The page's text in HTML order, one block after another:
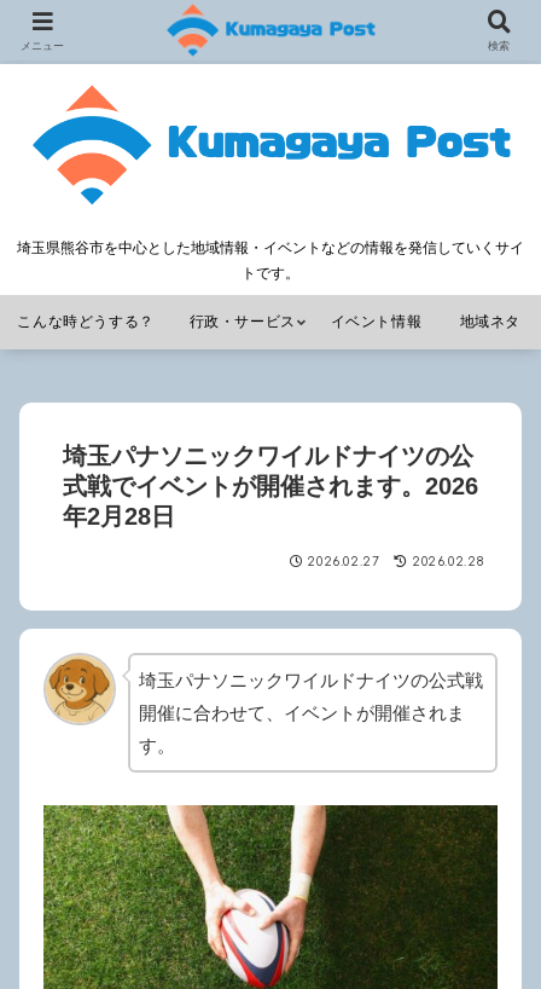
埼玉県熊谷市を中心とした地域情報・イベントなどの情報を発信していくサイ
トです。
こんな時どうする？ 行政・サービス イベント情報 地域ネタ
埼玉パナソニックワイルドナイツの公
式戦でイベントが開催されます。2026
年2月28日
2026.02.27 2026.02.28
埼玉パナソニックワイルドナイツの公式戦
開催に合わせて、イベントが開催されま
す。
メニュー 検索